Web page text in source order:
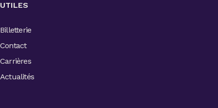
UTILES
Billetterie
Contact
Carrières
Actualités